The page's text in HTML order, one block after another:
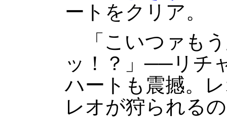
ートをクリア。
「こいつァも
ッ！？」──リチ
ハートも震撼。
レオが狩られる